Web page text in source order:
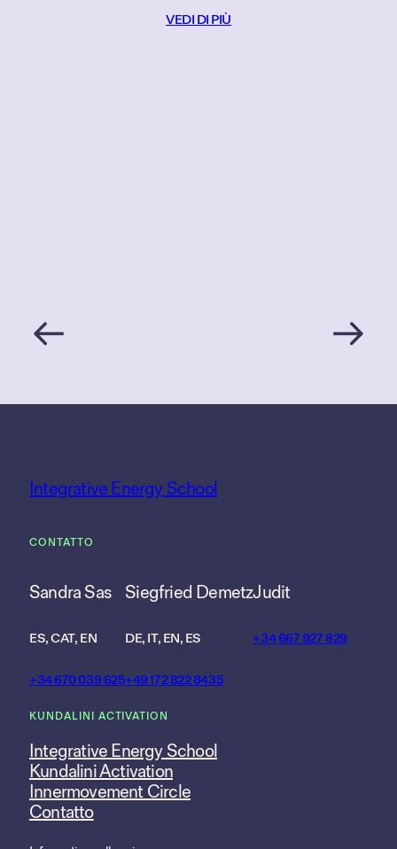
VEDI DI PIÙ
Integrative Energy School
CONTATTO
Sandra Sas
ES, CAT, EN
+34 670 039 625
Siegfried Demetz
DE, IT, EN, ES
+49 172 822 8435
Judit
+34 667 927 829
KUNDALINI ACTIVATION
Integrative Energy School
Kundalini Activation
Innermovement Circle
Contatto